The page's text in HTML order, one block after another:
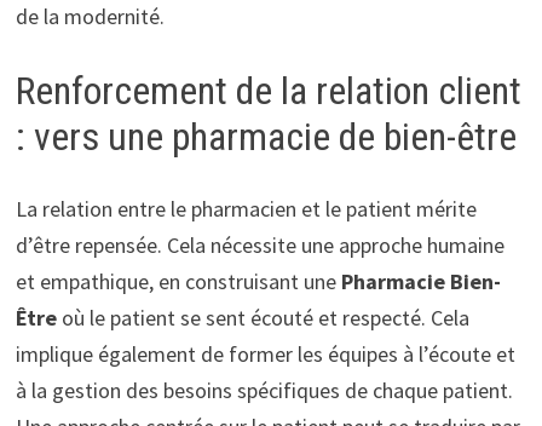
de la modernité.
Renforcement de la relation client
: vers une pharmacie de bien-être
La relation entre le pharmacien et le patient mérite
d’être repensée. Cela nécessite une approche humaine
et empathique, en construisant une Pharmacie Bien-
Êtreoù le patient se sent écouté et respecté. Cela
implique également de former les équipes à l’écoute et
à la gestion des besoins spécifiques de chaque patient.